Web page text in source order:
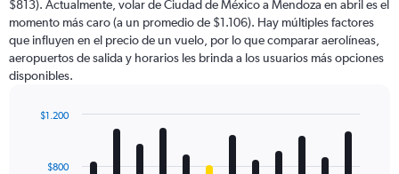
$813). Actualmente, volar de Ciudad de México a Mendoza en abril es el
momento más caro (a un promedio de $1.106). Hay múltiples factores
que influyen en el precio de un vuelo, por lo que comparar aerolíneas,
aeropuertos de salida y horarios les brinda a los usuarios más opciones
disponibles.
with
$800
$1.200